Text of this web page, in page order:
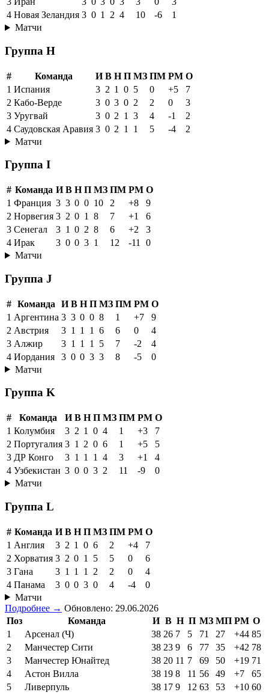
4 Новая Зеландия 3 0 1 2 4 10 -6
1
Матчи
Группа H
# Команда И В Н П МЗ ПМ РМ О
1 Испания 3 2 1 0 5 0 +5
7
2 Кабо-Верде 3 0 3 0 2 2 0
3
3 Уругвай 3 0 2 1 3 4 -1
2
4 Саудовская Аравия 3 0 2 1 1 5 -4
2
Матчи
Группа I
# Команда И В Н П МЗ ПМ РМ О
1 Франция 3 3 0 0 10 2 +8
9
2 Норвегия 3 2 0 1 8 7 +1
6
3 Сенегал 3 1 0 2 8 6 +2
3
4 Ирак 3 0 0 3 1 12 -11
0
Матчи
Группа J
# Команда И В Н П МЗ ПМ РМ О
1 Аргентина 3 3 0 0 8 1 +7
9
2 Австрия 3 1 1 1 6 6 0
4
3 Алжир 3 1 1 1 5 7 -2
4
4 Иордания 3 0 0 3 3 8 -5
0
Матчи
Группа K
# Команда И В Н П МЗ ПМ РМ О
1 Колумбия 3 2 1 0 4 1 +3
7
2 Португалия 3 1 2 0 6 1 +5
5
3 ДР Конго 3 1 1 1 4 3 +1
4
4 Узбекистан 3 0 0 3 2 11 -9
0
Матчи
Группа L
# Команда И В Н П МЗ ПМ РМ О
1 Англия 3 2 1 0 6 2 +4
7
2 Хорватия 3 2 0 1 5 5 0
6
3 Гана 3 1 1 1 2 2 0
4
4 Панама 3 0 0 3 0 4 -4
0
Матчи
Подробнее → Обновлено: 29.06.2026
Поз
Команда И В Н П МЗ МП РМ О
1
Арсенал (Ч) 38 26 7 5 71 27 +44 85
2
Манчестер Сити 38 23 9 6 77 35 +42 78
3
Манчестер Юнайтед 38 20 11 7 69 50 +19 71
4
Астон Вилла 38 19 8 11 56 49 +7
65
5
Ливерпуль 38 17 9 12 63 53 +10 60